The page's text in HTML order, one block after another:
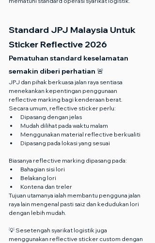
Standard JPJ Malaysia Untuk
Sticker Reflective 2026
Pematuhan standard keselamatan
semakin diberi perhatian 🚨
JPJ dan pihak berkuasa jalan raya sentiasa
menekankan kepentingan penggunaan
reflective marking bagi kenderaan berat.
Secara umum, reflective sticker perlu:
Dipasang dengan jelas
Mudah dilihat pada waktu malam
Menggunakan material reflective berkualiti
Dipasang pada lokasi yang sesuai
Biasanya reflective marking dipasang pada:
Bahagian sisi lori
Belakang lori
Kontena dan treler
Tujuan utamanya ialah membantu pengguna jalan
raya lain mengenal pasti saiz dan kedudukan lori
dengan lebih mudah.
💡 Sesetengah syarikat logistik juga
menggunakan reflective sticker custom dengan